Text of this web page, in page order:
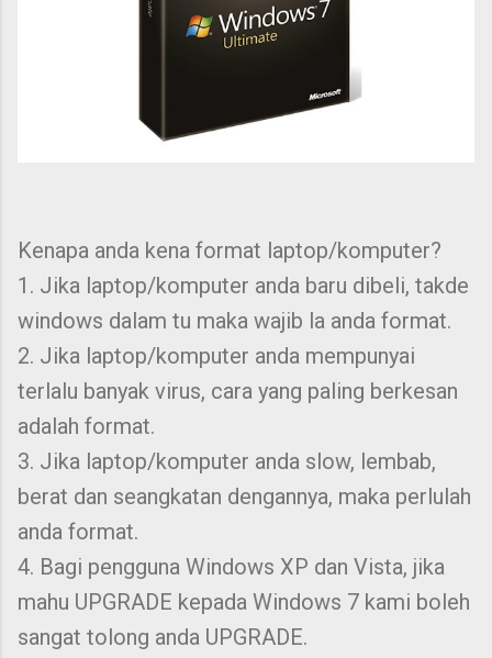
Kenapa anda kena format laptop/komputer?
1. Jika laptop/komputer anda baru dibeli, takde
windows dalam tu maka wajib la anda format.
2. Jika laptop/komputer anda mempunyai
terlalu banyak virus, cara yang paling berkesan
adalah format.
3. Jika laptop/komputer anda slow, lembab,
berat dan seangkatan dengannya, maka perlulah
anda format.
4. Bagi pengguna Windows XP dan Vista, jika
mahu UPGRADE kepada Windows 7 kami boleh
sangat tolong anda UPGRADE.